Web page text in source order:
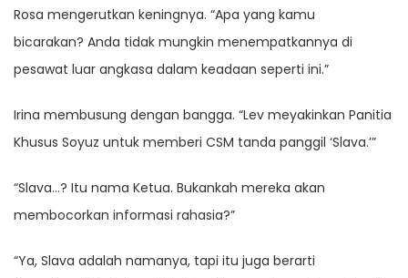
Rosa mengerutkan keningnya. “Apa yang kamu
bicarakan? Anda tidak mungkin menempatkannya di
pesawat luar angkasa dalam keadaan seperti ini.”
Irina membusung dengan bangga. “Lev meyakinkan Panitia
Khusus Soyuz untuk memberi CSM tanda panggil ‘Slava.’”
“Slava…? Itu nama Ketua. Bukankah mereka akan
membocorkan informasi rahasia?”
“Ya, Slava adalah namanya, tapi itu juga berarti